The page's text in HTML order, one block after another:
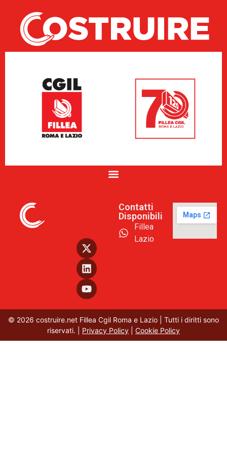
Contatti
Disponibili
Fillea
Lazio
© 2026 costruire.net Fillea Cgil Roma e Lazio | Tutti i diritti sono
riservati. | Privacy Policy Cookie Policy